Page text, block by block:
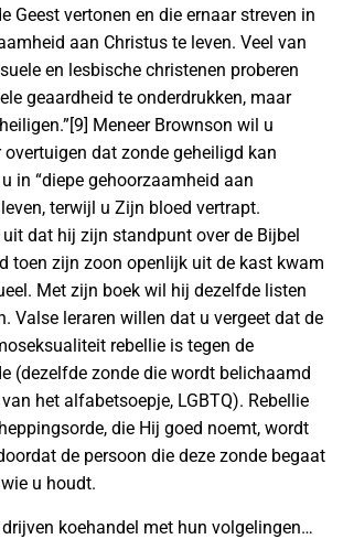
Geest vertonen en die ernaar streven in
aan Christus te leven. Veel van
en lesbische christenen proberen
geaardheid te onderdrukken, maar
Meneer Brownson wil u
overtuigen dat zonde geheiligd kan
in “diepe gehoorzaamheid aan
terwijl u Zijn bloed vertrapt.
dat hij zijn standpunt over de Bijbel
toen zijn zoon openlijk uit de kast kwam
Met zijn boek wil hij dezelfde listen
Valse leraren willen dat u vergeet dat de
rebellie is tegen de
(dezelfde zonde die wordt belichaamd
het alfabetsoepje, LGBTQ). Rebellie
die Hij goed noemt, wordt
de persoon die deze zonde begaat
u houdt.
drijven koehandel met hun volgelingen…